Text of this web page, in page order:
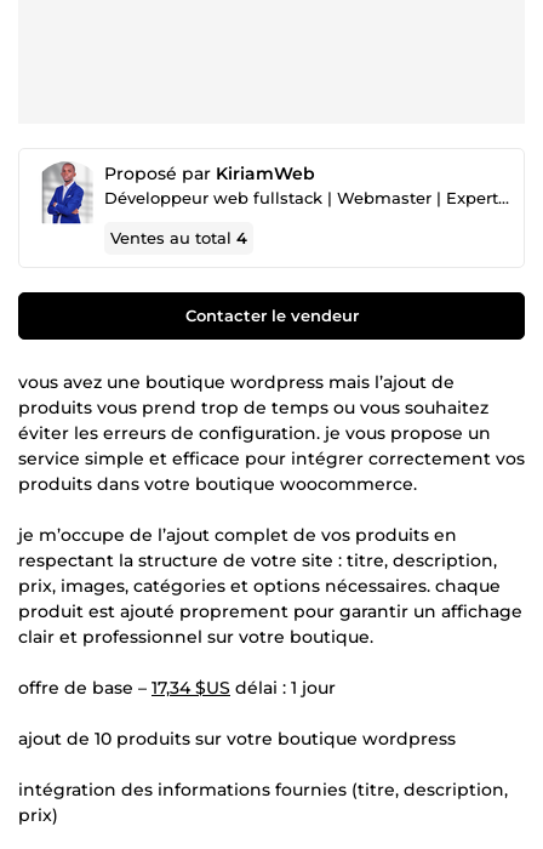
Proposé par KiriamWeb
Développeur web fullstack | Webmaster | Expert SEO
Ventes au total4
Contacter le vendeur
vous avez une boutique wordpress mais l’ajout de
produits vous prend trop de temps ou vous souhaitez
éviter les erreurs de configuration. je vous propose un
service simple et efficace pour intégrer correctement vos
produits dans votre boutique woocommerce.
je m’occupe de l’ajout complet de vos produits en
respectant la structure de votre site : titre, description,
prix, images, catégories et options nécessaires. chaque
produit est ajouté proprement pour garantir un affichage
clair et professionnel sur votre boutique.
offre de base – 17,34 $US délai : 1 jour
ajout de 10 produits sur votre boutique wordpress
intégration des informations fournies (titre, description,
prix)